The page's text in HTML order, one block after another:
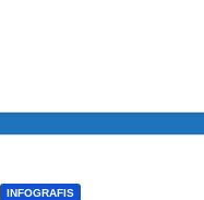
INFOGRAFIS